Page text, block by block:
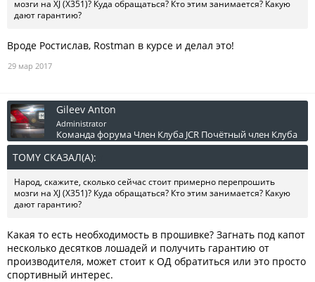
мозги на XJ (X351)? Куда обращаться? Кто этим занимается? Какую
дают гарантию?
Вроде Ростислав, Rostman в курсе и делал это!
29 мар 2017
Gileev Anton
Administrator
Команда форума Член Клуба JCR Почётный член Клуба
TOMY СКАЗАЛ(А):
Народ, скажите, сколько сейчас стоит примерно перепрошить
мозги на XJ (X351)? Куда обращаться? Кто этим занимается? Какую
дают гарантию?
Какая то есть необходимость в прошивке? Загнать под капот
несколько десятков лошадей и получить гарантию от
производителя, может стоит к ОД обратиться или это просто
спортивный интерес.